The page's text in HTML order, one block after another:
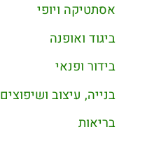
אסתטיקה ויופי
ביגוד ואופנה
בידור ופנאי
בנייה, עיצוב ושיפוצים
בריאות